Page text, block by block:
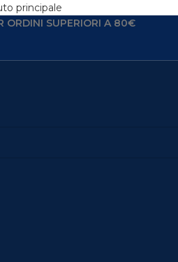
principale
ORDINI SUPERIORI A 80€